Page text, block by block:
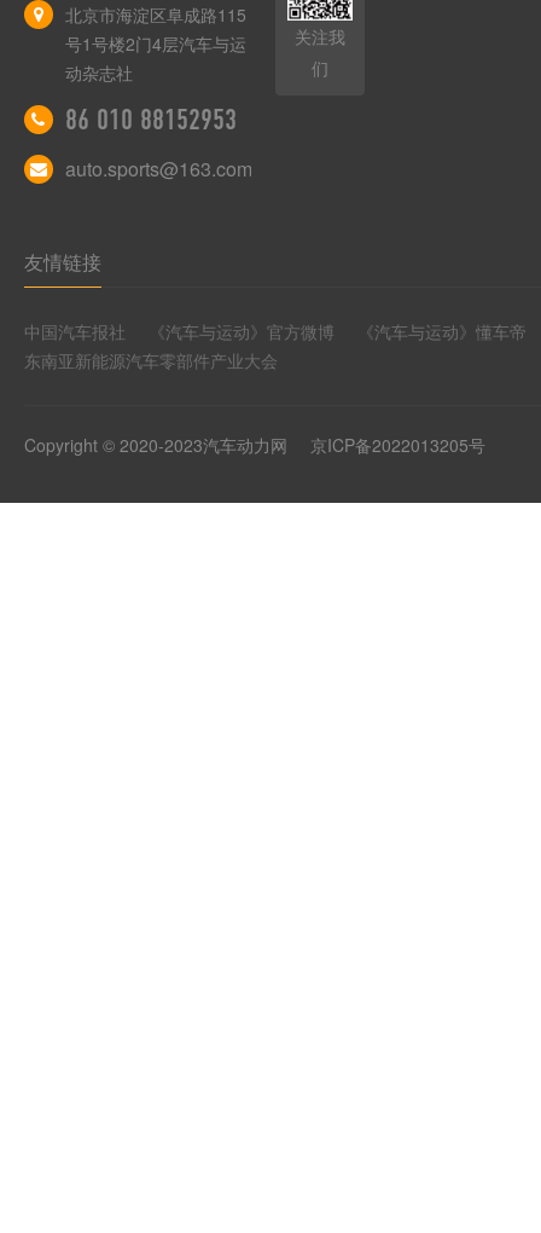
北京市海淀区阜成路115
号1号楼2门4层汽车与运
动杂志社
86 010 88152953
auto.sports@163.com
关注我
们
友情链接
中国汽车报社 《汽车与运动》官方微博
《汽车与运动》懂车帝
东南亚新能源汽车零部件产业大会
Copyright © 2020-2023汽车动力网 京ICP备2022013205号